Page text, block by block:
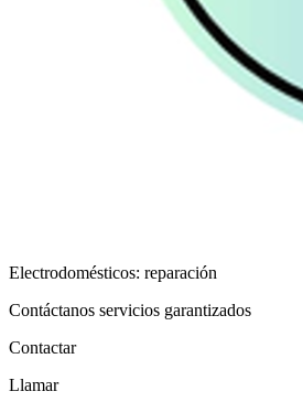
Electrodomésticos: reparación
Contáctanos servicios garantizados
Contactar
Llamar